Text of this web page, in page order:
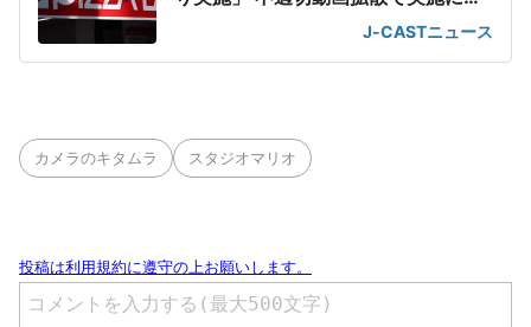
J-CASTニュース
カメラのキタムラ スタジオマリオ